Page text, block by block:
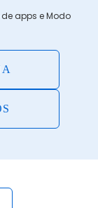
apps e Modo